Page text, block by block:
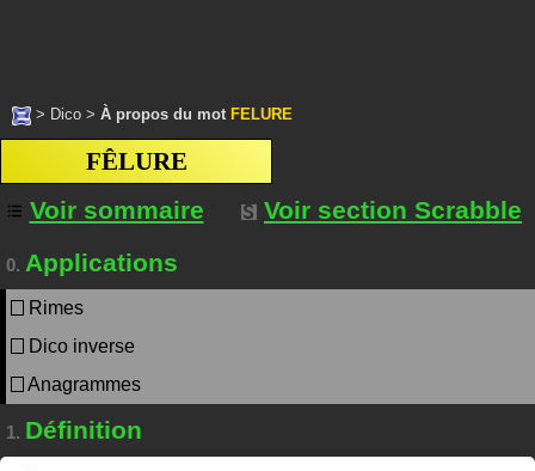
> Dico > À propos du mot FELURE
FÊLURE
Voir sommaire
Voir section Scrabble
0. Applications
Rimes
Dico inverse
Anagrammes
1. Définition